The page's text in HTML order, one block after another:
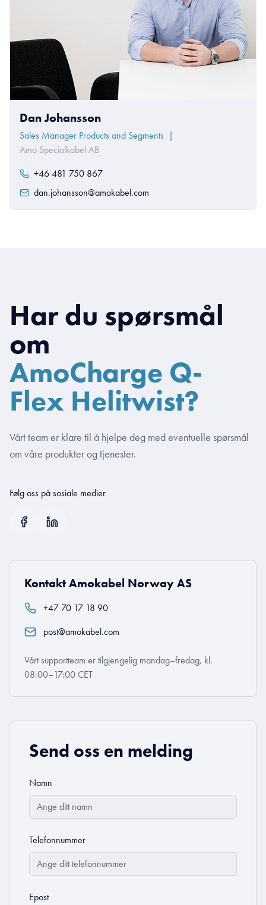
Dan Johansson
Sales Manager Products and Segments
|
Amo Specialkabel AB
+46 481 750 867
dan.johansson@amokabel.com
Har du spørsmål
om
AmoCharge Q-
Flex Helitwist?
Vårt team er klare til å hjelpe deg med eventuelle spørsmål
om våre produkter og tjenester.
Følg oss på sosiale medier
Kontakt Amokabel Norway AS
+47 70 17 18 90
post@amokabel.com
Vårt supportteam er tilgjengelig mandag–fredag, kl.
08:00–17:00 CET
Send oss en melding
Namn
Telefonnummer
Epost